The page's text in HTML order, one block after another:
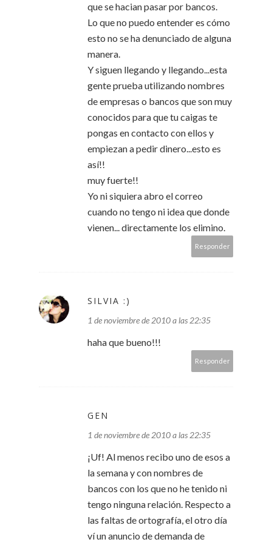
que se hacian pasar por bancos.
Lo que no puedo entender es cómo
esto no se ha denunciado de alguna
manera.
Y siguen llegando y llegando...esta
gente prueba utilizando nombres
de empresas o bancos que son muy
conocidos para que tu caigas te
pongas en contacto con ellos y
empiezan a pedir dinero...esto es
así!!
muy fuerte!!
Yo ni siquiera abro el correo
cuando no tengo ni idea que donde
vienen... directamente los elimino.
Responder
SILVIA :)
1 de noviembre de 2010 a las 22:35
haha que bueno!!!
Responder
GEN
1 de noviembre de 2010 a las 22:35
¡Uf! Al menos recibo uno de esos a
la semana y con nombres de
bancos con los que no he tenido ni
tengo ninguna relación. Respecto a
las faltas de ortografía, el otro día
ví un anuncio de demanda de